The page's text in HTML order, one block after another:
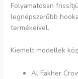
Folyamatosan
legnépszerűbb
termékeivel.
Kiemelt modellek
Al Fakher